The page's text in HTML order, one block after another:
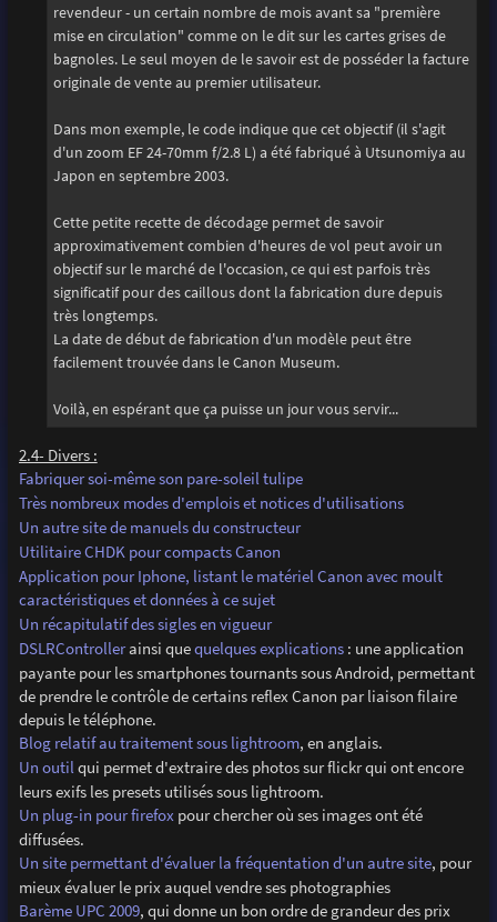
revendeur - un certain nombre de mois avant sa "première
mise en circulation" comme on le dit sur les cartes grises de
bagnoles. Le seul moyen de le savoir est de posséder la facture
originale de vente au premier utilisateur.
Dans mon exemple, le code indique que cet objectif (il s'agit
d'un zoom EF 24-70mm f/2.8 L) a été fabriqué à Utsunomiya au
Japon en septembre 2003.
Cette petite recette de décodage permet de savoir
approximativement combien d'heures de vol peut avoir un
objectif sur le marché de l'occasion, ce qui est parfois très
significatif pour des caillous dont la fabrication dure depuis
très longtemps.
La date de début de fabrication d'un modèle peut être
facilement trouvée dans le Canon Museum.
Voilà, en espérant que ça puisse un jour vous servir...
2.4- Divers :
Fabriquer soi-même son pare-soleil tulipe
Très nombreux modes d'emplois et notices d'utilisations
Un autre site de manuels du constructeur
Utilitaire CHDK pour compacts Canon
Application pour Iphone, listant le matériel Canon avec moult
caractéristiques et données à ce sujet
Un récapitulatif des sigles en vigueur
DSLRControllerainsi quequelques explications: une application
payante pour les smartphones tournants sous Android, permettant
de prendre le contrôle de certains reflex Canon par liaison filaire
depuis le téléphone.
Blog relatif au traitement sous lightroom, en anglais.
Un outilqui permet d'extraire des photos sur flickr qui ont encore
leurs exifs les presets utilisés sous lightroom.
Un plug-in pour firefoxpour chercher où ses images ont été
diffusées.
Un site permettant d'évaluer la fréquentation d'un autre site, pour
mieux évaluer le prix auquel vendre ses photographies
Barème UPC 2009, qui donne un bon ordre de grandeur des prix